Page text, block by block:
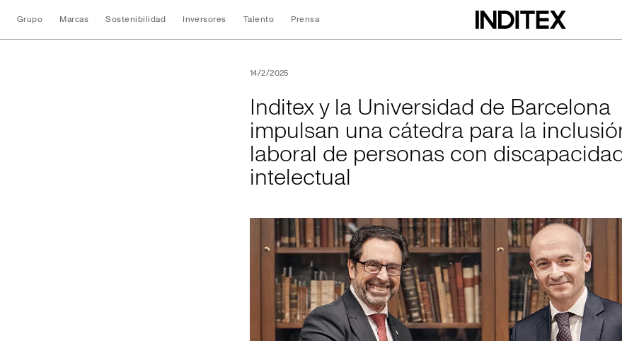
Grupo Marcas Sostenibilidad Inversores Talento Prensa
Inditex y la Universidad de
14/2/2025
Inditex y la Universidad de Barcelona
impulsan una cátedra para la
laboral de personas con
intelectual